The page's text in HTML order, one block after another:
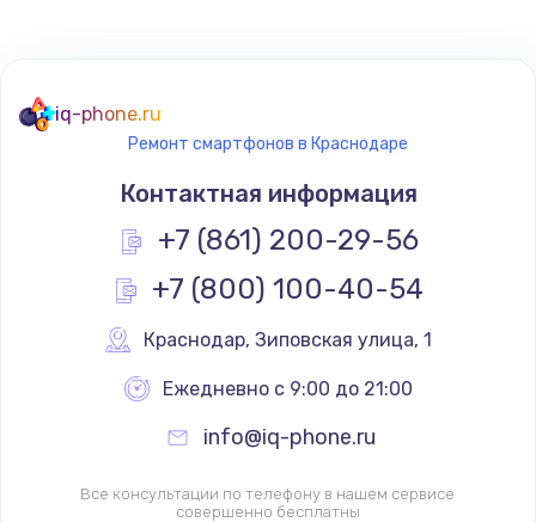
iq-phone.ru
Ремонт смартфонов в Краснодаре
Контактная информация
+7 (861) 200-29-56
+7 (800) 100-40-54
Краснодар, Зиповская улица, 1
Ежедневно с 9:00 до 21:00
info@iq-phone.ru
Все консультации по телефону в нашем сервисе
совершенно бесплатны